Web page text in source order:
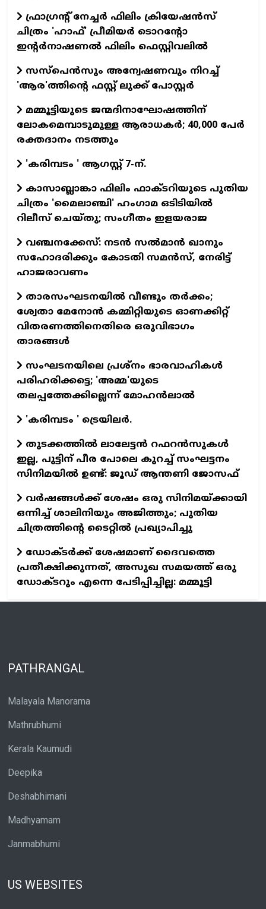
ഫ്രാഗ്രന്റ് നേച്ചര്‍ ഫിലിം ക്രിയേഷന്‍സ്
ചിത്രം 'ഹാഫ്' പ്രീമിയര്‍ ടൊറന്റോ
ഇന്റര്‍നാഷണല്‍ ഫിലിം ഫെസ്റ്റിവലില്‍
സസ്പെന്‍സും അന്വേഷണവും നിറച്ച്
'ആര'ത്തിന്റെ ഫസ്റ്റ് ലുക്ക് പോസ്റ്റര്‍
മമ്മൂട്ടിയുടെ ജന്മദിനാഘോഷത്തിന്
ലോകമെമ്പാടുമുള്ള ആരാധകര്‍; 40,000 പേര്‍
രക്തദാനം നടത്തും
'കരിമ്പടം ' ആഗസ്റ്റ് 7-ന്.
കാസാബ്ലാങ്കാ ഫിലിം ഫാക്ടറിയുടെ പുതിയ
ചിത്രം 'മൈലാഞ്ചി' ഹംഗാമ ഒടിടിയില്‍
റിലീസ് ചെയ്തു; സംഗീതം ഇളയരാജ
വഞ്ചനക്കേസ്: നടന്‍ സല്‍മാന്‍ ഖാനും
സഹോദരിക്കും കോടതി സമന്‍സ്, നേരിട്ട്
ഹാജരാവണം
താരസംഘടനയില്‍ വീണ്ടും തര്‍ക്കം;
ശ്വേതാ മേനോന്‍ കമ്മിറ്റിയുടെ ഓണക്കിറ്റ്
വിതരണത്തിനെതിരെ ഒരുവിഭാഗം
താരങ്ങള്‍
സംഘടനയിലെ പ്രശ്നം ഭാരവാഹികൾ
പരിഹരിക്കട്ടെ; 'അമ്മ'യുടെ
തലപ്പത്തേക്കില്ലെന്ന് മോഹൻലാൽ
'കരിമ്പടം ' ട്രെയിലര്‍.
തുടക്കത്തില്‍ ലാലേട്ടന്‍ റഫറന്‍സുകള്‍
ഇല്ല, പുട്ടിന് പീര പോലെ കുറച്ച് സംഘട്ടനം
സിനിമയില്‍ ഉണ്ട്: ജൂഡ് ആന്തണി ജോസഫ്
വര്‍ഷങ്ങള്‍ക്ക് ശേഷം ഒരു സിനിമയ്ക്കായി
ഒന്നിച്ച് ശാലിനിയും അജിത്തും; പുതിയ
ചിത്രത്തിന്റെ ടൈറ്റില്‍ പ്രഖ്യാപിച്ചു
ഡോക്ടര്‍ക്ക് ശേഷമാണ് ദൈവത്തെ
പ്രതീക്ഷിക്കുന്നത്, അസുഖ സമയത്ത് ഒരു
ഡോക്ടറും എന്നെ പേടിപ്പിച്ചില്ല: മമ്മൂട്ടി
PATHRANGAL
Malayala Manorama
Mathrubhumi
Kerala Kaumudi
Deepika
Deshabhimani
Madhyamam
Janmabhumi
US WEBSITES